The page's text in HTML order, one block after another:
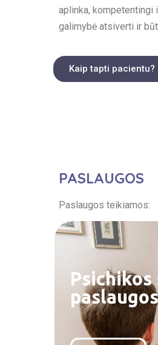
aplinka, kompetentingi
galimybė atsiverti ir
Kaip tapti pacientu?
PASLAUGOS
Paslaugos teikiamos: